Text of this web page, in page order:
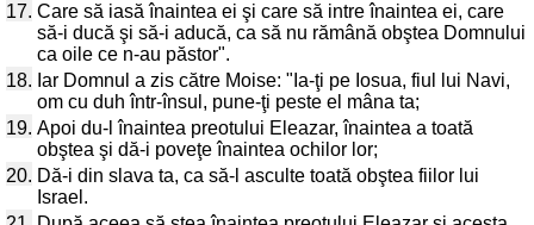
17. Care să iasă înaintea ei şi care să intre înaintea ei, care
să-i ducă şi să-i aducă, ca să nu rămână obştea Domnului
ca oile ce n-au păstor".
18. Iar Domnul a zis către Moise: "Ia-ţi pe Iosua, fiul lui Navi,
om cu duh într-însul, pune-ţi peste el mâna ta;
19. Apoi du-l înaintea preotului Eleazar, înaintea a toată
obştea şi dă-i poveţe înaintea ochilor lor;
20. Dă-i din slava ta, ca să-l asculte toată obştea fiilor lui
Israel.